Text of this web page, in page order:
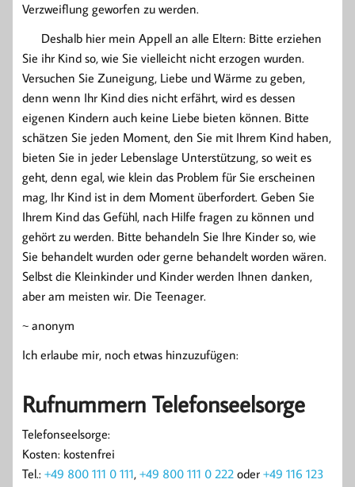
Verzweiflung geworfen zu werden.
Deshalb hier mein Appell an alle Eltern: Bitte erziehen
Sie ihr Kind so, wie Sie vielleicht nicht erzogen wurden.
Versuchen Sie Zuneigung, Liebe und Wärme zu geben,
denn wenn Ihr Kind dies nicht erfährt, wird es dessen
eigenen Kindern auch keine Liebe bieten können. Bitte
schätzen Sie jeden Moment, den Sie mit Ihrem Kind haben,
bieten Sie in jeder Lebenslage Unterstützung, so weit es
geht, denn egal, wie klein das Problem für Sie erscheinen
mag, Ihr Kind ist in dem Moment überfordert. Geben Sie
Ihrem Kind das Gefühl, nach Hilfe fragen zu können und
gehört zu werden. Bitte behandeln Sie Ihre Kinder so, wie
Sie behandelt wurden oder gerne behandelt worden wären.
Selbst die Kleinkinder und Kinder werden Ihnen danken,
aber am meisten wir. Die Teenager.
~ anonym
Ich erlaube mir, noch etwas hinzuzufügen:
Rufnummern Telefonseelsorge
Telefonseelsorge:
Kosten: kostenfrei
Tel.: +49 800 111 0 111, +49 800 111 0 222 oder +49 116 123